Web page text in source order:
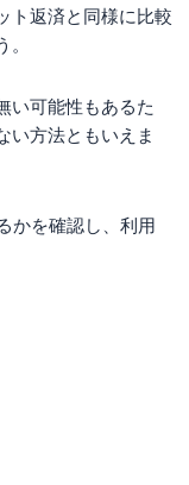
ト返済と同様に比較
い可能性もあるた
い方法ともいえま
かを確認し、利用